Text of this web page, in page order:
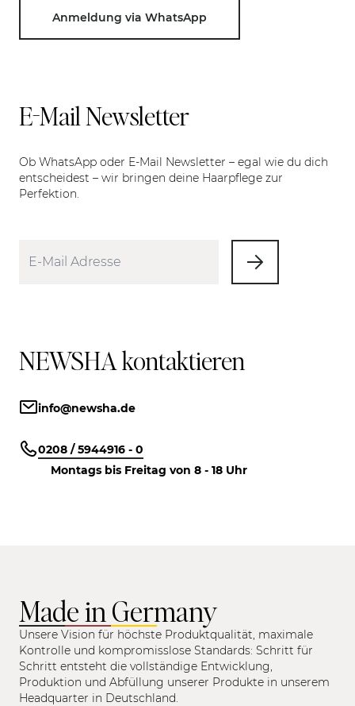
Anmeldung via WhatsApp
E-Mail Newsletter
Ob WhatsApp oder E-Mail Newsletter – egal wie du dich
entscheidest – wir bringen deine Haarpflege zur
Perfektion.
NEWSHA kontaktieren
info@newsha.de
0208 / 5944916 - 0
Montags bis Freitag von 8 - 18 Uhr
Made in Germany
Unsere Vision für höchste Produktqualität, maximale
Kontrolle und kompromisslose Standards: Schritt für
Schritt entsteht die vollständige Entwicklung,
Produktion und Abfüllung unserer Produkte in unserem
Headquarter in Deutschland.